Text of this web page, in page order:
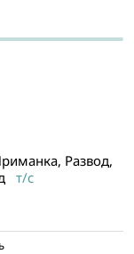
Развод,
т/с